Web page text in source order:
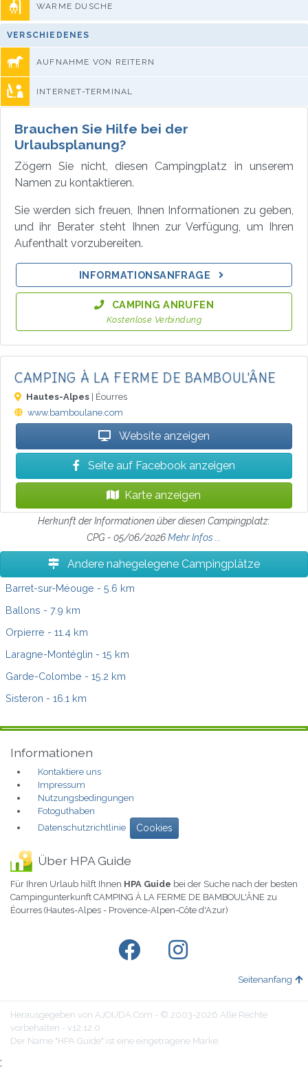
WARME DUSCHE
VERSCHIEDENES
AUFNAHME VON REITERN
INTERNET-TERMINAL
Brauchen Sie Hilfe bei der
Urlaubsplanung?
Zögern Sie nicht, diesen Campingplatz in unserem
Namen zu kontaktieren.
Sie werden sich freuen, Ihnen Informationen zu geben,
und ihr Berater steht Ihnen zur Verfügung, um Ihren
Aufenthalt vorzubereiten.
INFORMATIONSANFRAGE
CAMPING ANRUFEN
Kostenlose Verbindung
CAMPING À LA FERME DE BAMBOUL'ÂNE
Hautes-Alpes | Éourres
www.bamboulane.com
Website anzeigen
Seite auf Facebook anzeigen
Karte anzeigen
Herkunft der Informationen über diesen Campingplatz:
CPG - 05/06/2026Mehr Infos ...
Andere nahegelegene Campingplätze
Barret-sur-Méouge - 5.6 km
Ballons - 7.9 km
Orpierre - 11.4 km
Laragne-Montéglin - 15 km
Garde-Colombe - 15.2 km
Sisteron - 16.1 km
Informationen
Kontaktiere uns
Impressum
Nutzungsbedingungen
Fotoguthaben
Datenschutzrichtlinie
Cookies
Über HPA Guide
Für Ihren Urlaub hilft Ihnen HPA Guide bei der Suche nach der besten
Campingunterkunft CAMPING À LA FERME DE BAMBOUL'ÂNE zu
Éourres (Hautes-Alpes - Provence-Alpen-Côte d'Azur)
Seitenanfang
Herausgegeben von AJOUDA.Com - © 2003-2026 Alle Rechte
vorbehalten - v12.12.0
Der Name "HPA Guide" ist eine eingetragene Marke.
;